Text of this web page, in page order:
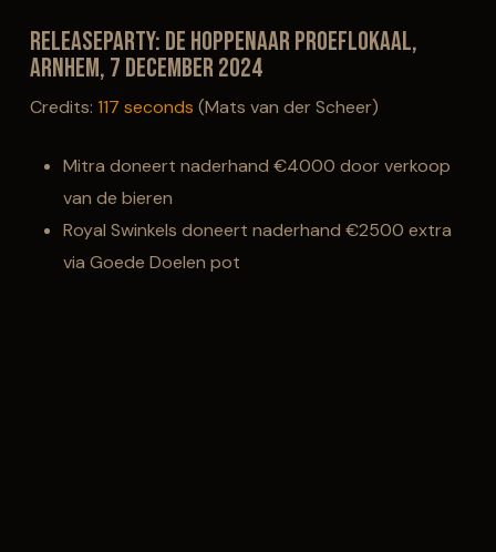
Releaseparty: De Hoppenaar Proeflokaal,
Arnhem, 7 december 2024
Credits: 117 seconds (Mats van der Scheer)
Mitra doneert naderhand €4000 door verkoop
van de bieren
Royal Swinkels doneert naderhand €2500 extra
via Goede Doelen pot